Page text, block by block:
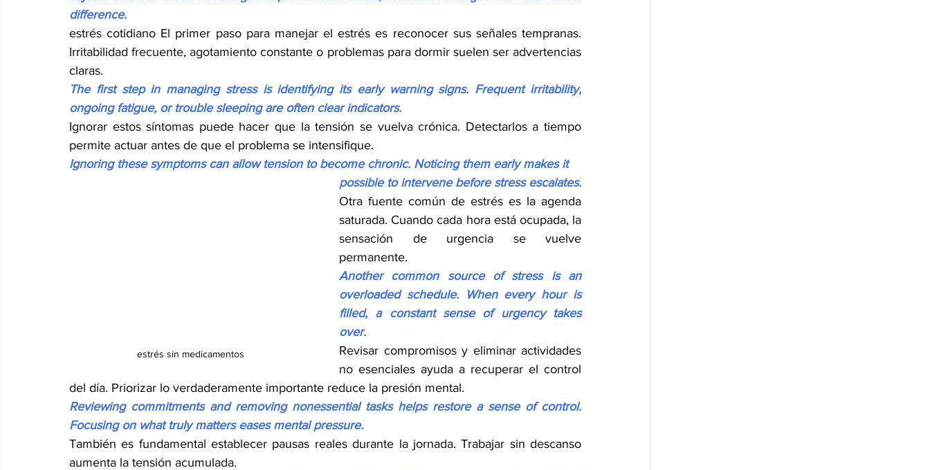
difference.
estrés cotidiano El primer paso para manejar el estrés es reconocer sus señales tempranas.
Irritabilidad frecuente, agotamiento constante o problemas para dormir suelen ser advertencias
claras.
The first step in managing stress is identifying its early warning signs. Frequent irritability,
ongoing fatigue, or trouble sleeping are often clear indicators.
Ignorar estos síntomas puede hacer que la tensión se vuelva crónica. Detectarlos a tiempo
permite actuar antes de que el problema se intensifique.
Ignoring these symptoms can allow tension to become chronic. Noticing them early makes it
estrés sin medicamentos
possible to intervene before stress escalates.
Otra fuente común de estrés es la agenda
saturada. Cuando cada hora está ocupada, la
sensación de urgencia se vuelve
permanente.
Another common source of stress is an
overloaded schedule. When every hour is
filled, a constant sense of urgency takes
over.
Revisar compromisos y eliminar actividades
no esenciales ayuda a recuperar el control
del día. Priorizar lo verdaderamente importante reduce la presión mental.
Reviewing commitments and removing nonessential tasks helps restore a sense of control.
Focusing on what truly matters eases mental pressure.
También es fundamental establecer pausas reales durante la jornada. Trabajar sin descanso
aumenta la tensión acumulada.